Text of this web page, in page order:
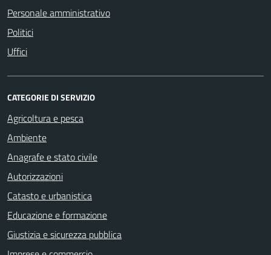
Personale amministrativo
Politici
Uffici
CATEGORIE DI SERVIZIO
Agricoltura e pesca
Ambiente
Anagrafe e stato civile
Autorizzazioni
Catasto e urbanistica
Educazione e formazione
Giustizia e sicurezza pubblica